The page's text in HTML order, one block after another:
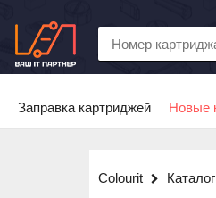
Заправка картриджей Новые
Colourit Каталог